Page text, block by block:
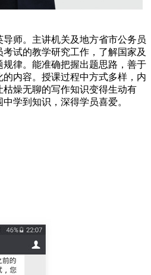
师。主讲机关及地方省市公务员
试的教学研究工作，了解国家及
律。能准确把握出题思路，善于
内容。授课过程中方式多样，内
燥无聊的写作知识变得生动有
学到知识，深得学员喜爱。